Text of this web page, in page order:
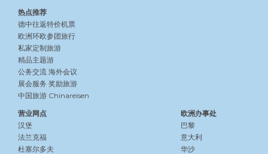
热点推荐
德中往返特价机票
欧洲环欧参团旅行
私家定制旅游
精品主题游
公务交流 海外会议
展会服务 奖励旅游
中国旅游 Chinareisen
营业网点
汉堡
法兰克福
杜塞尔多夫
欧洲办事处
巴黎
意大利
华沙